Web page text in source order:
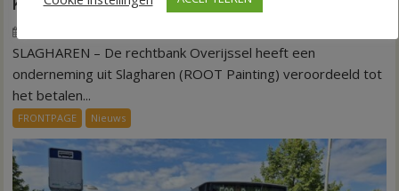
Kantonrechter: 75.000 euro voor ex-werknemers
75.000
werknemers
SLAGHAREN – De rechtbank Overijssel heeft een
onderneming uit Slagharen (ROOT Painting) veroordeeld tot
het betalen...
FRONTPAGE Nieuws